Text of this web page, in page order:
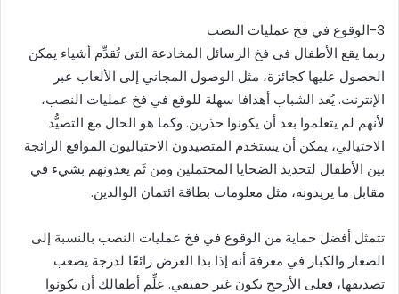
3-الوقوع في فخ عمليات النصب
ربما يقع الأطفال في فخ الرسائل المخادعة التي تُقدِّم أشياء يمكن
الحصول عليها كجائزة، مثل الوصول المجاني إلى الألعاب عبر
الإنترنت. يُعد الشباب أهدافا سهلة للوقع في فخ عمليات النصب،
لأنهم لم يتعلموا بعد أن يكونوا حذرين. وكما هو الحال مع التصيُّد
الاحتيالي، يمكن أن يستخدم المتصيدون الاحتياليون المواقع الرائجة
بين الأطفال لتحديد الضحايا المحتملين ومن ثَم يعدونهم بشيء في
مقابل ما يريدونه، مثل معلومات بطاقة ائتمان الوالدين.
تتمثل أفضل حماية من الوقوع في فخ عمليات النصب بالنسبة إلى
الصغار والكبار في معرفة أنه إذا بدا العرض رائعًا لدرجة يصعب
تصديقها، فعلى الأرجح يكون غير حقيقي. علِّم أطفالك أن يكونوا